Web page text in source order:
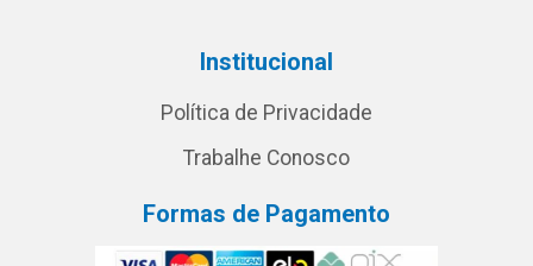
Institucional
Política de Privacidade
Trabalhe Conosco
Formas de Pagamento